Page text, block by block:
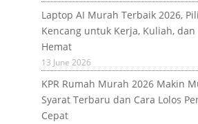
Laptop AI Murah Terbaik 2026,
Kencang untuk Kerja, Kuliah,
Hemat
13 June 2026
KPR Rumah Murah 2026 Makin
Syarat Terbaru dan Cara Lolos
Cepat